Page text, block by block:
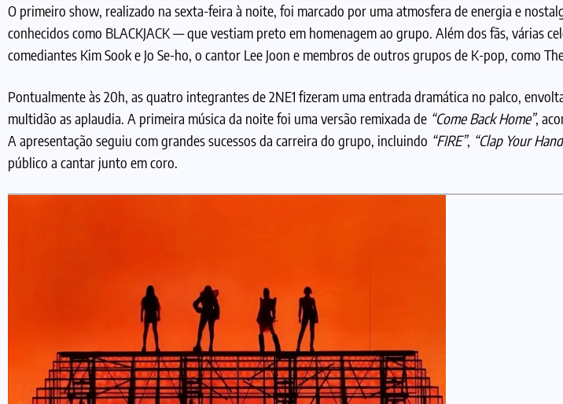
O primeiro show, realizado na sexta-feira à noite, foi marcado por uma atmosfera de energia e
conhecidos como BLACKJACK — que vestiam preto em homenagem ao grupo. Além dos fãs, várias
comediantes Kim Sook e Jo Se-ho, o cantor Lee Joon e membros de outros grupos de K-pop, como
Pontualmente às 20h, as quatro integrantes de 2NE1 fizeram uma entrada dramática no palco,
multidão as aplaudia. A primeira música da noite foi uma versão remixada de “Come Back Home”,
A apresentação seguiu com grandes sucessos da carreira do grupo, incluindo “FIRE”, “Clap Your
público a cantar junto em coro.